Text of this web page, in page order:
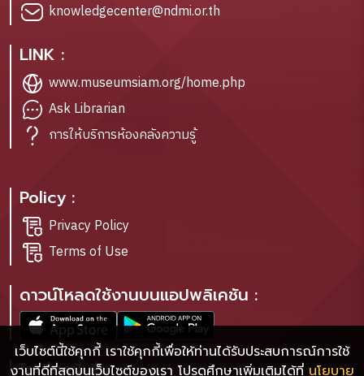
เว็บไซต์นี้ใช้คุกกี้ เราใช้คุกกี้เพื่อให้ท่านได้รับประสบการณ์การใช้
งานที่ดีที่สุดบนเว็บไซต์ของเรา โปรดศึกษาเพิ่มเติมได้ที่ นโยบาย
knowledgecenter@ndmi.or.th
LINK :
www.museumsiam.org/home.php
Ask Librarian
การให้บริการห้องคลังความรู้
Policy :
Privacy Policy
Terms of Use
ดาวน์โหลดใช้งานบนแอปพลิเคชัน :
โซเชียลมีเดีย :